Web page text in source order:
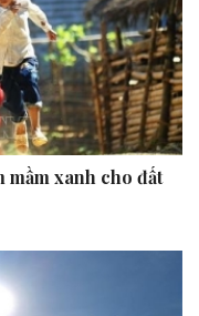
mầm xanh cho đất